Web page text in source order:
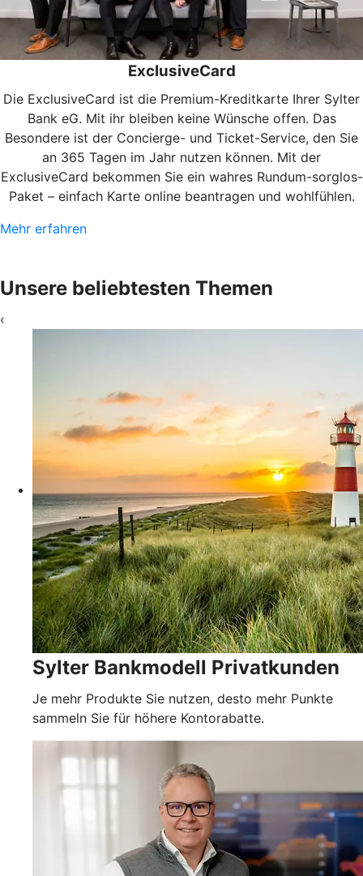
ExclusiveCard
Die ExclusiveCard ist die Premium-Kreditkarte Ihrer Sylter
Bank eG. Mit ihr bleiben keine Wünsche offen. Das
Besondere ist der Concierge- und Ticket-Service, den Sie
an 365 Tagen im Jahr nutzen können. Mit der
ExclusiveCard bekommen Sie ein wahres Rundum-sorglos-
Paket – einfach Karte online beantragen und wohlfühlen.
Mehr erfahren
Unsere beliebtesten Themen
‹
Sylter Bankmodell Privatkunden
Je mehr Produkte Sie nutzen, desto mehr Punkte
sammeln Sie für höhere Kontorabatte.